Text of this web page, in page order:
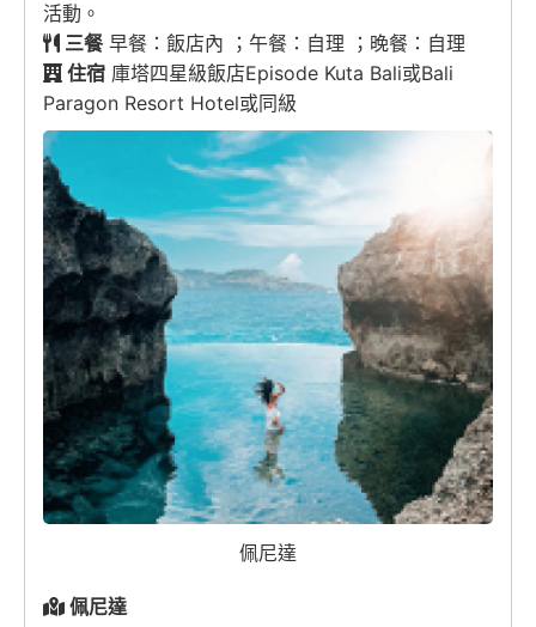
活動。
三餐早餐：飯店內 ；午餐：自理 ；晚餐：自理
住宿 庫塔四星級飯店Episode Kuta Bali或Bali
Paragon Resort Hotel或同級
佩尼達
佩尼達